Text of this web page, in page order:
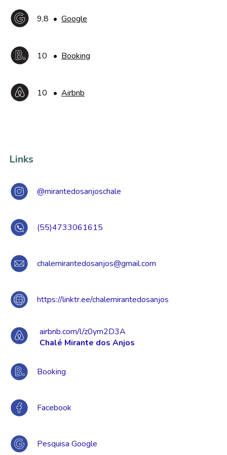
9,8 • Google
10 • Booking
10 • Airbnb
Links
@mirantedosanjoschale
(55)4733061615
chalemirantedosanjos@gmail.com
https://linktr.ee/chalemirantedosanjos
airbnb.com/l/z0ym2D3A
Chalé Mirante dos Anjos
Booking
Facebook
Pesquisa Google